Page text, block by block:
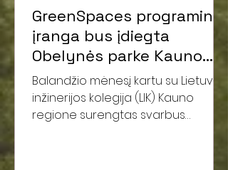
GreenSpaces programinė
įranga bus įdiegta
Obelynės parke Kauno
rajone
Balandžio mėnesį kartu su Lietuvos
inžinerijos kolegija (LIK) Kauno
regione surengtas svarbus